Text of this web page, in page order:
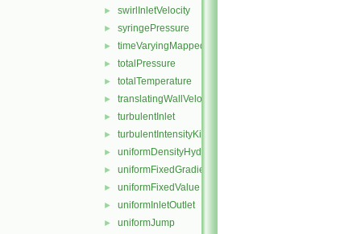
► swirlInletVelocity
► syringePressure
► timeVaryingMappedFixedValue
► totalPressure
► totalTemperature
► translatingWallVelocity
► turbulentInlet
► turbulentIntensityKineticEnergyInlet
► uniformDensityHydrostaticPressure
► uniformFixedGradient
► uniformFixedValue
► uniformInletOutlet
► uniformJump